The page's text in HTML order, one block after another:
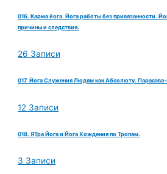
016. Карма йога. Йога работы без привязанности.
причины и следствия.
26 Записи
017. Йога Служения Людям как Абсолюту. Парасэва-
12 Записи
018. ЯТра Йога и Йога Хождения по Тропам.
3 Записи